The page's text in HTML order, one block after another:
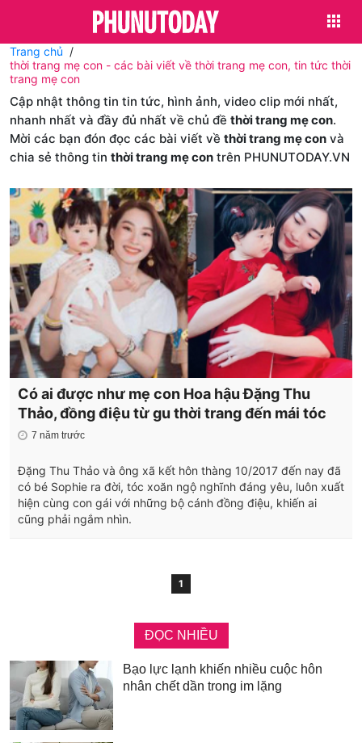
Trang chủ
thời trang mẹ con - các bài viết về thời trang mẹ con, tin tức thời
trang mẹ con
Cập nhật thông tin tin tức, hình ảnh, video clip mới nhất,
nhanh nhất và đầy đủ nhất về chủ đề thời trang mẹ con.
Mời các bạn đón đọc các bài viết về thời trang mẹ con và
chia sẻ thông tin thời trang mẹ con trên PHUNUTODAY.VN
Có ai được như mẹ con Hoa hậu Đặng Thu
Thảo, đồng điệu từ gu thời trang đến mái tóc
7 năm trước
Đặng Thu Thảo và ông xã kết hôn thàng 10/2017 đến nay đã
có bé Sophie ra đời, tóc xoăn ngộ nghĩnh đáng yêu, luôn xuất
hiện cùng con gái với những bộ cánh đồng điệu, khiến ai
cũng phải ngắm nhìn.
1
ĐỌC NHIỀU
Bạo lực lạnh khiến nhiều cuộc hôn
nhân chết dần trong im lặng